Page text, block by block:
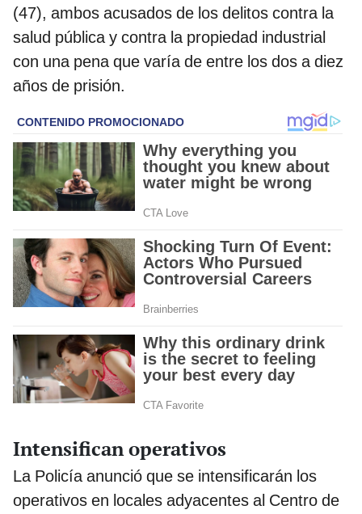
(47), ambos acusados de los delitos contra la
salud pública y contra la propiedad industrial
con una pena que varía de entre los dos a diez
años de prisión.
Intensifican operativos
La Policía anunció que se intensificarán los
operativos en locales adyacentes al Centro de